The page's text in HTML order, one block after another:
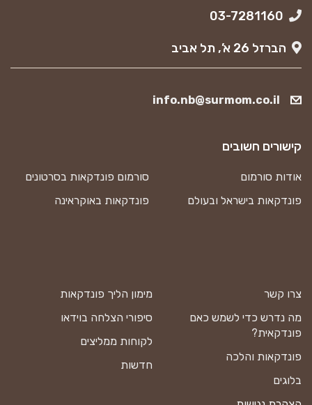
הברזל 26 א’, תל אביב
info.nb@surmom.co.il
צרו קשר
מה נדרש כדי לשמש כאם
פונדקאית?
פונדקאות והלכה
בלוגים
מימון הליך פונדקאות
סיפורי הצלחה בוידאו
לקוחות ממליצים
חדשות
קישורים חשובים
אודות סורמום
סורמום פונדקאות בסרטונים
פונדקאות בישראל ובעולם
פונדקאות באוקראינה